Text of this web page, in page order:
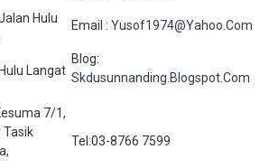
Hulu
Langat
Email : Yusof1974@Yahoo.Com
Blog:
Skdusunnanding.Blogspot.Com
7/1,
Tasik
Tel:03-8766 7599